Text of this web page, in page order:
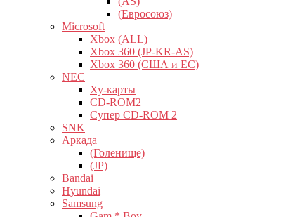
(Евросоюз)
Microsoft
Xbox (ALL)
Xbox 360 (JP-KR-AS)
Xbox 360 (США и ЕС)
NEC
Ху-карты
CD-ROM2
Супер CD-ROM 2
SNK
Аркада
(Голенище)
(JP)
Bandai
Hyundai
Samsung